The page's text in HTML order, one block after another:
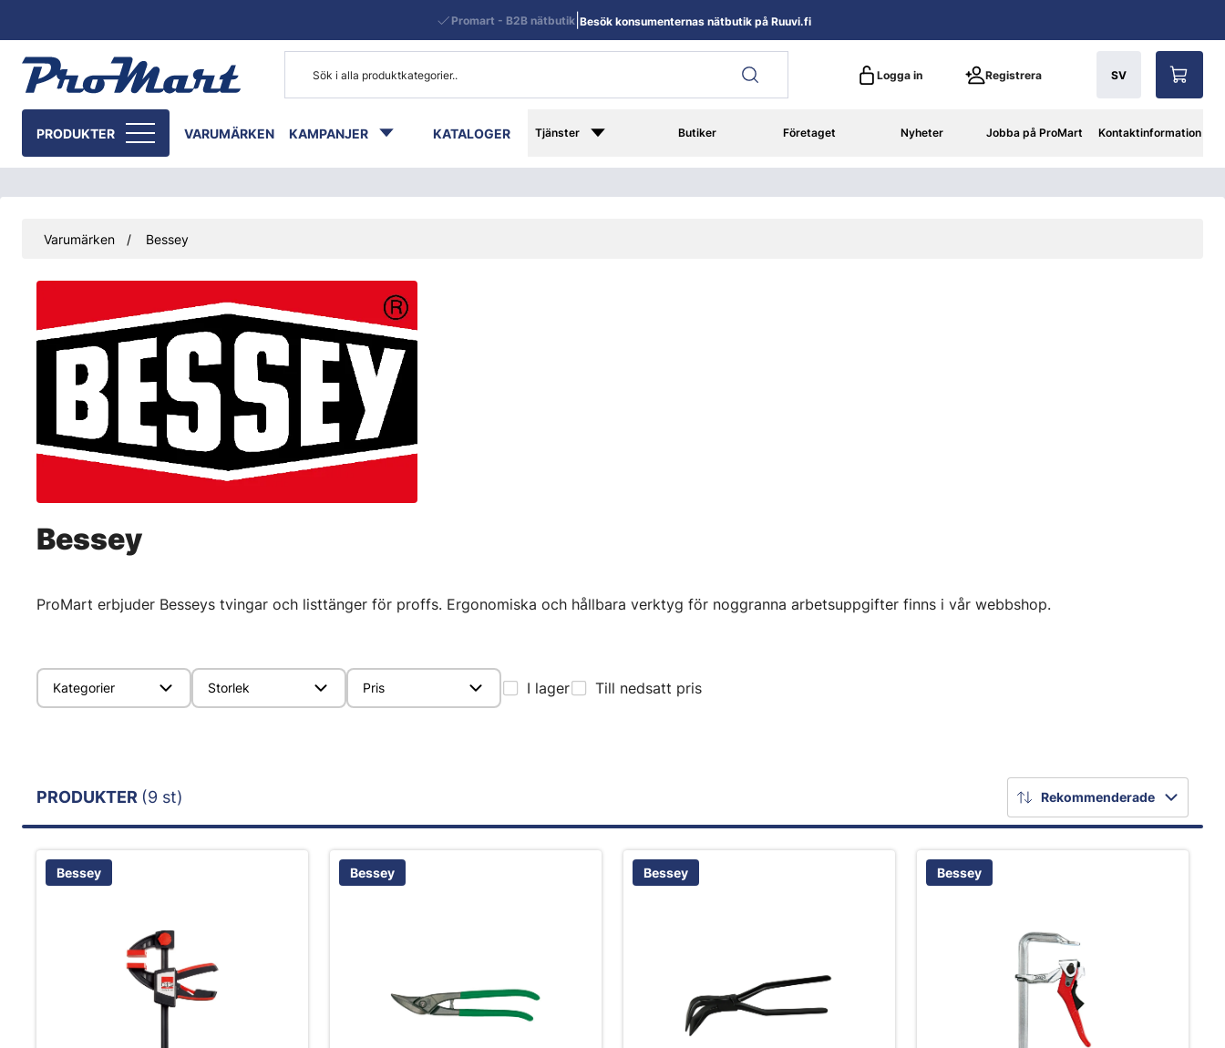
Logga in Registrera SV
PRODUKTER VARUMÄRKEN KAMPANJER KATALOGER Tjänster Butiker Företaget Nyheter Jobba på ProMart Kontaktinformation
Promart - B2B nätbutik Besök konsumenternas nätbutik på Ruuvi.fi
Varumärken Bessey
Bessey
ProMart erbjuder Besseys tvingar och listtänger för proffs. Ergonomiska och hållbara verktyg för noggranna arbetsuppgifter finns i vår webbshop.
Kategorier Storlek Pris I lager Till nedsatt pris
Rekommenderade
PRODUKTER (9 st)
Bessey Bessey Bessey Bessey